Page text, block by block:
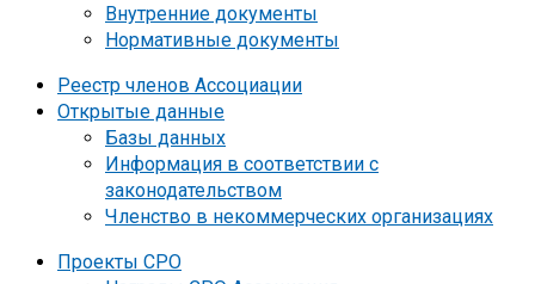
Внутренние документы
Нормативные документы
Реестр членов Ассоциации
Открытые данные
Базы данных
Информация в соответствии с
законодательством
Членство в некоммерческих организациях
Проекты СРО